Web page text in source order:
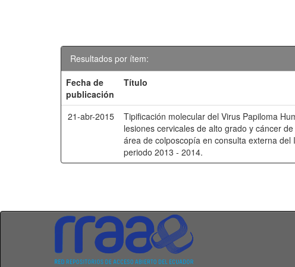
Resultados por ítem:
Fecha de
publicación
Título
21-abr-2015
Tipificación molecular del Virus Papiloma
lesiones cervicales de alto grado y cáncer
área de colposcopía en consulta externa del
periodo 2013 - 2014.